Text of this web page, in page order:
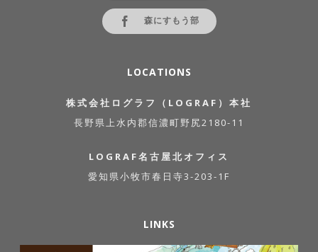
森にすもう部
LOCATIONS
株式会社ログラフ（LOGRAF）本社
長野県上水内郡信濃町野尻2180-11
LOGRAF名古屋北オフィス
愛知県小牧市春日寺3-203-1F
LINKS